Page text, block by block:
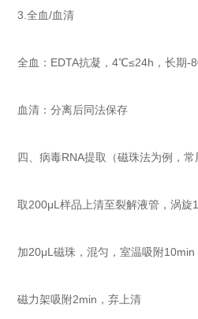
3.全血/血清
全血：EDTA抗凝，4℃≤24h，长期-
血清：分离后同法保存
四、病毒RNA提取（磁珠法为例，常
取200μL样品上清至裂解液管，涡旋
加20μL磁珠，混匀，室温吸附10min
磁力架吸附2min，弃上清